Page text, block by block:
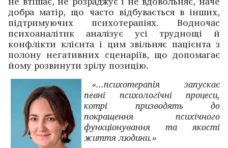
добра матір, що часто відбувається в інших,
підтримуючих психотерапіях. Водночас
психоаналітик аналізує усі труднощі й
конфлікти клієнта і цим звільняє пацієнта з
полону негативних сценаріїв, що допомагає
йому розвинути зрілу позицію.
«...психотерапія запускає
певні психологічні процеси,
котрі призводять до
покращення психічного
функціонування та якості
життя людини.»